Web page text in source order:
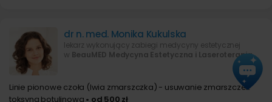
dr n. med. Monika Kukulska
lekarz wykonujący zabiegi medycyny estetycznej
w BeauMED Medycyna Estetyczna i Laseroterapia
Linie pionowe czoła (lwia zmarszczka) - usuwanie zmarszczek
toksyną botulinową • od 500 zł